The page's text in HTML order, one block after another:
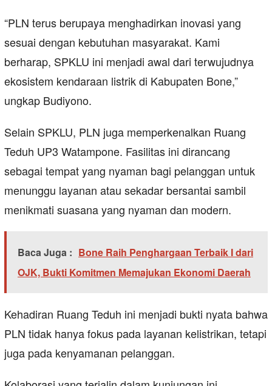
“PLN terus berupaya menghadirkan inovasi yang
sesuai dengan kebutuhan masyarakat. Kami
berharap, SPKLU ini menjadi awal dari terwujudnya
ekosistem kendaraan listrik di Kabupaten Bone,”
ungkap Budiyono.
Selain SPKLU, PLN juga memperkenalkan Ruang
Teduh UP3 Watampone. Fasilitas ini dirancang
sebagai tempat yang nyaman bagi pelanggan untuk
menunggu layanan atau sekadar bersantai sambil
menikmati suasana yang nyaman dan modern.
Baca Juga : Bone Raih Penghargaan Terbaik I dari
OJK, Bukti Komitmen Memajukan Ekonomi Daerah
Kehadiran Ruang Teduh ini menjadi bukti nyata bahwa
PLN tidak hanya fokus pada layanan kelistrikan, tetapi
juga pada kenyamanan pelanggan.